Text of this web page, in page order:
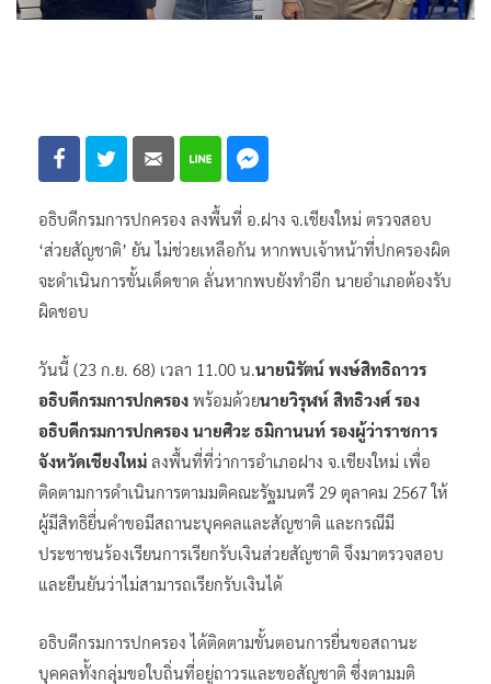
อธิบดีกรมการปกครอง ลงพื้นที่ อ.ฝาง จ.เชียงใหม่ ตรวจสอบ
‘ส่วยสัญชาติ’ ยัน ไม่ช่วยเหลือกัน หากพบเจ้าหน้าที่ปกครองผิด
จะดำเนินการขั้นเด็ดขาด ลั่นหากพบยังทำอีก นายอำเภอต้องรับ
ผิดชอบ
วันนี้ (23 ก.ย. 68) เวลา 11.00 น.นายนิรัตน์ พงษ์สิทธิถาวร
อธิบดีกรมการปกครอง พร้อมด้วยนายวิรุฬห์ สิทธิวงศ์ รอง
อธิบดีกรมการปกครอง นายศิวะ ธมิกานนท์ รองผู้ว่าราชการ
จังหวัดเชียงใหม่ ลงพื้นที่ที่ว่าการอำเภอฝาง จ.เชียงใหม่ เพื่อ
ติดตามการดำเนินการตามมติคณะรัฐมนตรี 29 ตุลาคม 2567 ให้
ผู้มีสิทธิยื่นคำขอมีสถานะบุคคลและสัญชาติ และกรณีมี
ประชาชนร้องเรียนการเรียกรับเงินส่วยสัญชาติ จึงมาตรวจสอบ
และยืนยันว่าไม่สามารถเรียกรับเงินได้
อธิบดีกรมการปกครอง ได้ติดตามขั้นตอนการยื่นขอสถานะ
บุคคลทั้งกลุ่มขอใบถิ่นที่อยู่ถาวรและขอสัญชาติ ซึ่งตามมติ